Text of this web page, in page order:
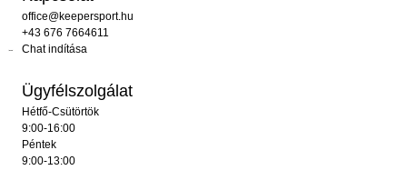
office@keepersport.hu
+43 676 7664611
Chat indítása
Ügyfélszolgálat
Hétfő-Csütörtök
9:00-16:00
Péntek
9:00-13:00